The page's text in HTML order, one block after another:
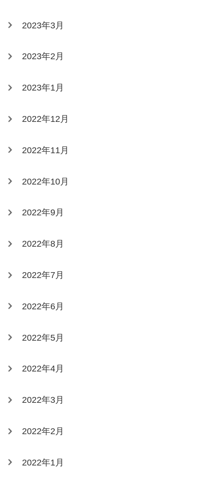
2023年3月
2023年2月
2023年1月
2022年12月
2022年11月
2022年10月
2022年9月
2022年8月
2022年7月
2022年6月
2022年5月
2022年4月
2022年3月
2022年2月
2022年1月